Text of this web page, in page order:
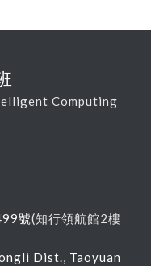
Computing
號(知行領航館2樓
Dist., Taoyuan